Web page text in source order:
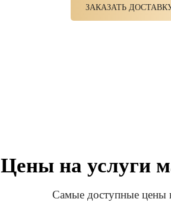
ЗАКАЗАТЬ
Цены на услуги
Самые доступные цены